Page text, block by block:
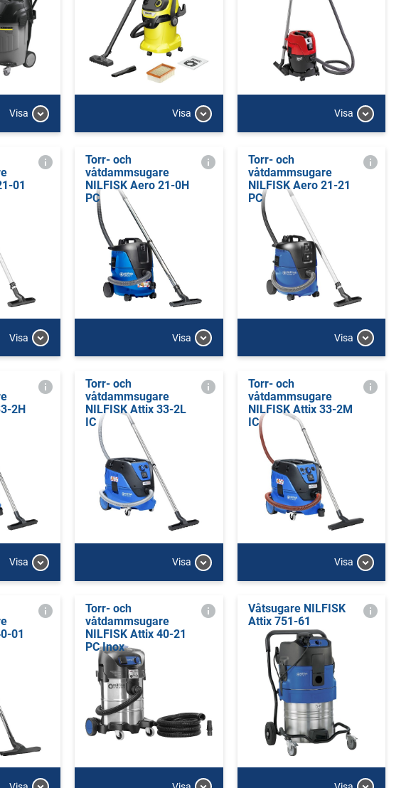
Visa Visa Visa
01
Visa
Torr- och
våtdammsugare
NILFISK Aero 21-0H
PC
Visa
Torr- och
våtdammsugare
NILFISK Aero 21-21
PC
Visa
2H
Visa
Torr- och
våtdammsugare
NILFISK Attix 33-2L
IC
Visa
Torr- och
våtdammsugare
NILFISK Attix 33-2M
IC
Visa
01
Torr- och
våtdammsugare
NILFISK Attix 40-21
PC Inox
Våtsugare NILFISK
Attix 751-61